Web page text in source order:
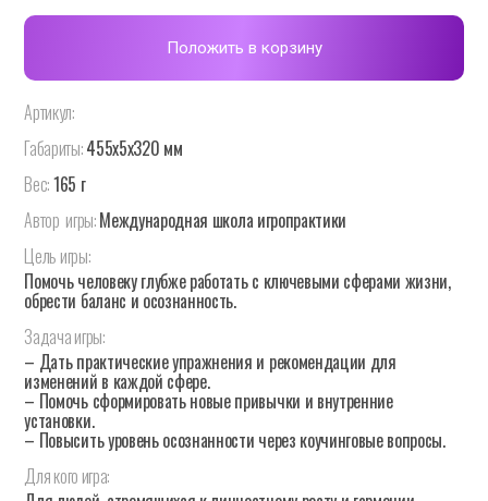
Положить в корзину
Артикул:
Габариты:455x5x320 мм
Вес:165 г
Автор игры:Международная школа игропрактики
Цель игры:
Помочь человеку глубже работать с ключевыми сферами жизни,
обрести баланс и осознанность.
Задачаигры:
– Дать практические упражнения и рекомендации для
изменений в каждой сфере.
– Помочь сформировать новые привычки и внутренние
установки.
– Повысить уровень осознанности через коучинговые вопросы.
Длякого игра: